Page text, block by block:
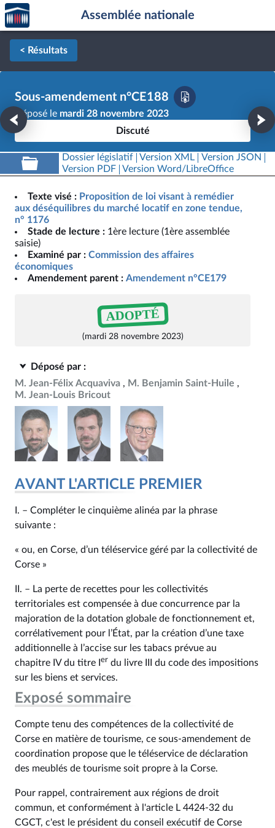
Aller au contenu
Aller en bas de la page
Accèder
à la
page
d'accueil
Assemblée nationale
< Résultats
Sous-amendement n°CE188
Déposé le mardi 28 novembre 2023
Discuté
Dossier législatif Version XML
Version JSON
Version PDF
Version Word/LibreOffice
Texte visé : Proposition de loi visant à remédier
aux déséquilibres du marché locatif en zone tendue,
n° 1176
Stade de lecture : 1ère lecture (1ère assemblée
saisie)
Examiné par : Commission des affaires
économiques
Amendement parent : Amendement n°CE179
ADOPTÉ
(mardi 28 novembre 2023)
Déposé par :
M. Jean-Félix Acquaviva
M. Benjamin Saint-Huile
M. Jean-Louis Bricout
AVANT L'ARTICLE PREMIER
I. – Compléter le cinquième alinéa par la phrase
suivante :
« ou, en Corse, d’un téléservice géré par la collectivité de
Corse »
II. – La perte de recettes pour les collectivités
territoriales est compensée à due concurrence par la
majoration de la dotation globale de fonctionnement et,
corrélativement pour l’État, par la création d’une taxe
additionnelle à l’accise sur les tabacs prévue au
chapitre IV du titre I er du livre III du code des impositions
sur les biens et services.
Exposé sommaire
Compte tenu des compétences de la collectivité de
Corse en matière de tourisme, ce sous-amendement de
coordination propose que le téléservice de déclaration
des meublés de tourisme soit propre à la Corse.
Pour rappel, contrairement aux régions de droit
commun, et conformément à l'article L 4424-32 du
CGCT, c'est le président du conseil exécutif de Corse